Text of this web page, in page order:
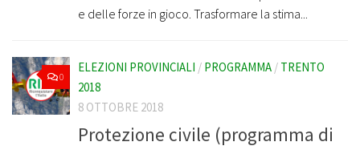
e delle forze in gioco. Trasformare la stima...
0
ELEZIONI PROVINCIALI / PROGRAMMA / TRENTO
2018
8 OTTOBRE 2018
Protezione civile (programma di